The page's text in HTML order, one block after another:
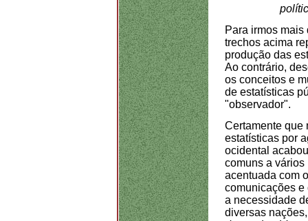
Para irmos mais
trechos acima
produção das
Ao contrário,
os conceitos e
de estatísticas
"observador".
Certamente que
estatísticas por
ocidental
comuns a
acentuada com
comunicações
a necessidade
diversas